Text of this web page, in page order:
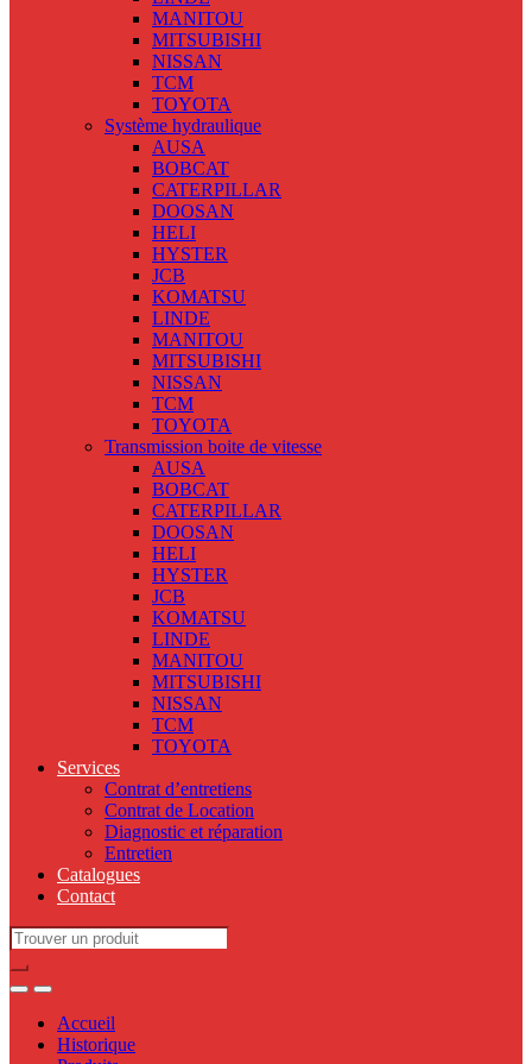
MANITOU
MITSUBISHI
NISSAN
TCM
TOYOTA
Système hydraulique
AUSA
BOBCAT
CATERPILLAR
DOOSAN
HELI
HYSTER
JCB
KOMATSU
LINDE
MANITOU
MITSUBISHI
NISSAN
TCM
TOYOTA
Transmission boite de vitesse
AUSA
BOBCAT
CATERPILLAR
DOOSAN
HELI
HYSTER
JCB
KOMATSU
LINDE
MANITOU
MITSUBISHI
NISSAN
TCM
TOYOTA
Services
Contrat d’entretiens
Contrat de Location
Diagnostic et réparation
Entretien
Catalogues
Contact
Search
for:
Accueil
Historique